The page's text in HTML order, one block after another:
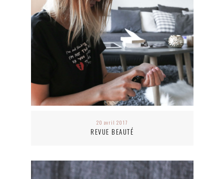
20 avril 2017
REVUE BEAUTÉ